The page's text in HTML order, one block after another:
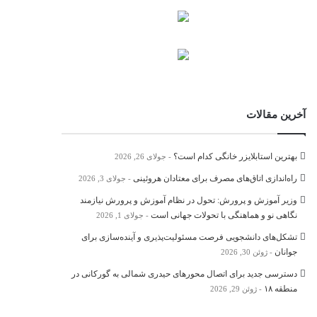
آخرین مقالات
بهترین استابلایزر خانگی کدام است؟ جولای 26, 2026
راه‌اندازی اتاق‌های مصرف برای معتادان هروئینی جولای 3, 2026
وزیر آموزش و پرورش: تحول در نظام آموزش و پرورش نیازمند
نگاهی نو و هماهنگی با تحولات جهانی است
جولای 1, 2026
تشکل‌های دانشجویی فرصت مسئولیت‌پذیری و آینده‌سازی برای
جوانان
ژوئن 30, 2026
دسترسی جدید برای اتصال محور‌های حیدری شمالی به گورکانی در
منطقه ۱۸
ژوئن 29, 2026